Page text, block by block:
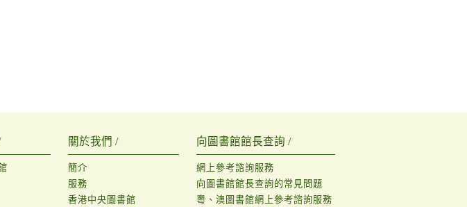
關於我們 /
簡介
服務
香港中央圖書館
向圖書館館長查詢 /
網上參考諮詢服務
向圖書館館長查詢的常見問題
粵、澳圖書館網上參考諮詢服務